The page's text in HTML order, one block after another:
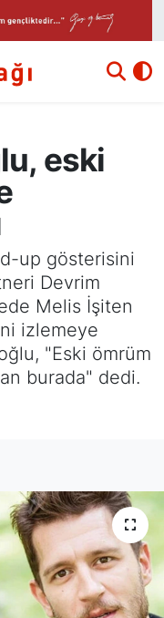
eski
up gösterisini
Devrim
Melis İşiten
izlemeye
"Eski ömrüm
burada" dedi.
Fikstür